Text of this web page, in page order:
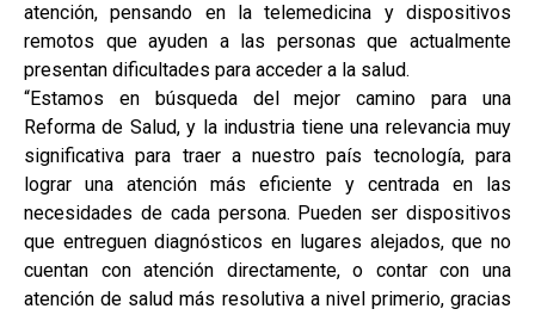
atención, pensando en la telemedicina y dispositivos
remotos que ayuden a las personas que actualmente
presentan dificultades para acceder a la salud.
“Estamos en búsqueda del mejor camino para una
Reforma de Salud, y la industria tiene una relevancia muy
significativa para traer a nuestro país tecnología, para
lograr una atención más eficiente y centrada en las
necesidades de cada persona. Pueden ser dispositivos
que entreguen diagnósticos en lugares alejados, que no
cuentan con atención directamente, o contar con una
atención de salud más resolutiva a nivel primerio, gracias